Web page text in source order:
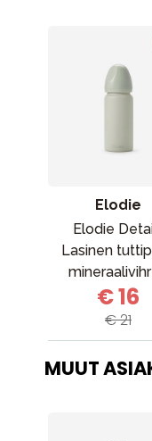
Elodie
Elodie
Lasinen
€ 16
€ 21
MUUT